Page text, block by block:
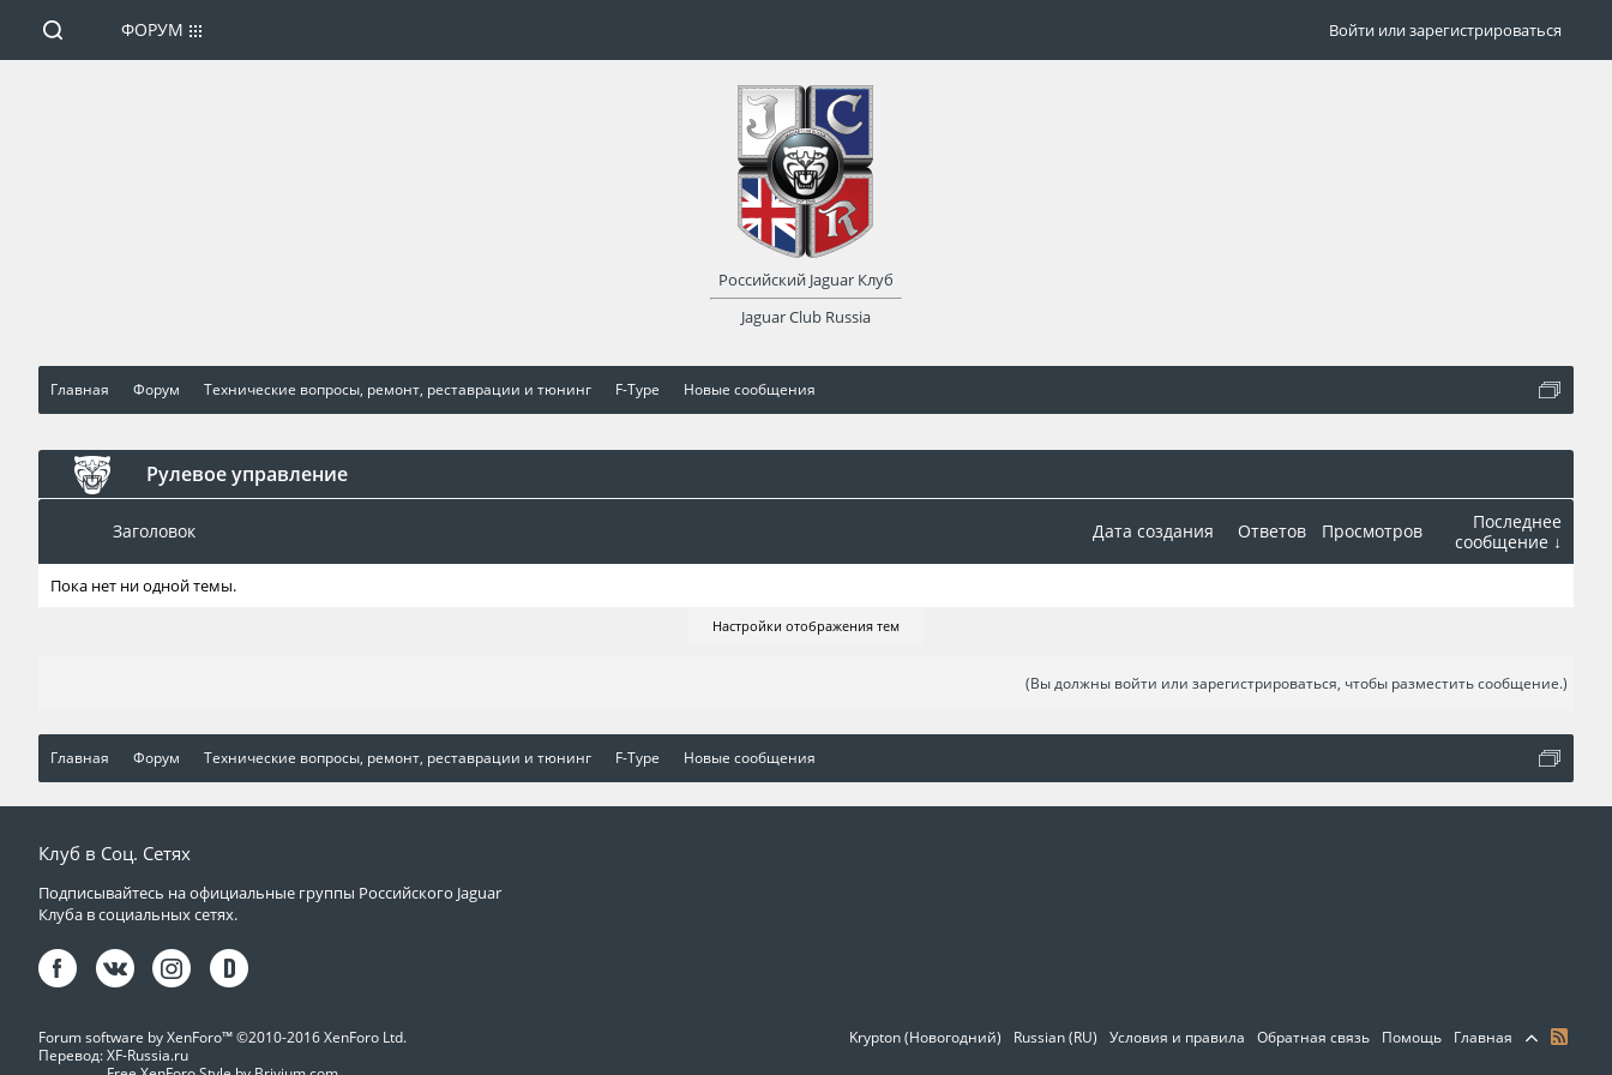
Главная Форум Технические вопросы, ремонт, реставрации и тюнинг F-Type Новые сообщения
Рулевое управление
Заголовок Дата создания Ответов Просмотров
Последнее
сообщение ↓
Пока нет ни одной темы.
Настройки отображения тем
(Вы должны войти или зарегистрироваться, чтобы разместить сообщение.)
Главная Форум Технические вопросы, ремонт, реставрации и тюнинг F-Type Новые сообщения
ФОРУМ
Российский Jaguar Клуб
Jaguar Club Russia
Войти или зарегистрироваться
Клуб в Соц. Сетях
Подписывайтесь на официальные группы Российского Jaguar
Клуба в социальных сетях.
Forum software by XenForo™©2010-2016 XenForo Ltd.
Перевод:XF-Russia.ru
Krypton (Новогодний) Russian (RU) Условия и правила Обратная связь Помощь Главная